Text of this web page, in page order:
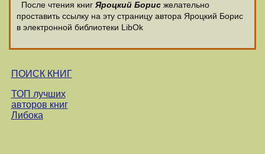
После чтения книг Яроцкий Борис желательно
проставить ссылку на эту страницу автора Яроцкий Борис
в электронной библиотеки LibOk
ПОИСК КНИГ
ТОП лучших
авторов книг
Либока